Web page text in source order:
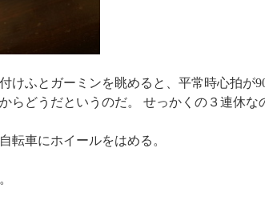
けふとガーミンを眺めると、平常時心拍
らどうだというのだ。 せっかくの３連休な
転車にホイールをはめる。